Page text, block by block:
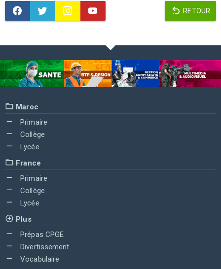
RETOUR
Maroc
Primaire
Collège
Lycée
France
Primaire
Collège
Lycée
Plus
Prépas CPGE
Divertissement
Vocabulaire